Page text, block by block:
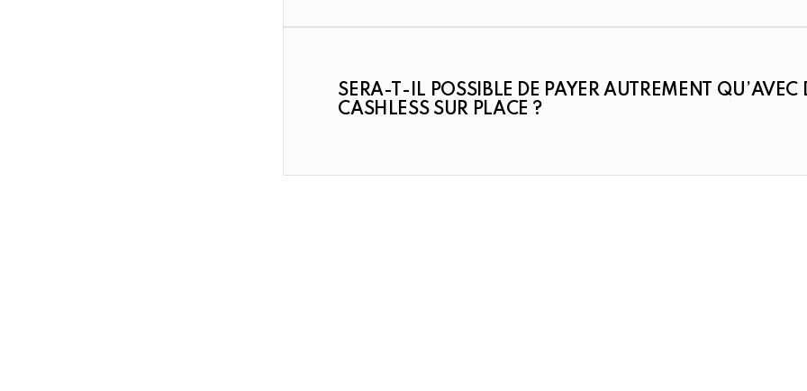
SERA-T-IL POSSIBLE DE PAYER AUTREMENT QU’AVEC
CASHLESS SUR PLACE ?